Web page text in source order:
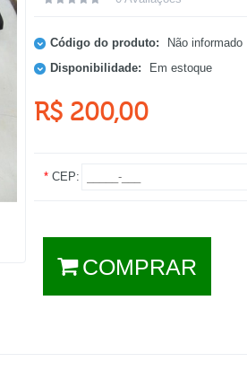
Código do produto:
Não informado
Disponibilidade:
Em estoque
R$ 200,00
*CEP:
COMPRAR